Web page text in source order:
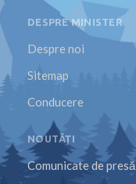
DESPRE MINISTER
Despre noi
Sitemap
Conducere
NOUTĂȚI
Comunicate de presă